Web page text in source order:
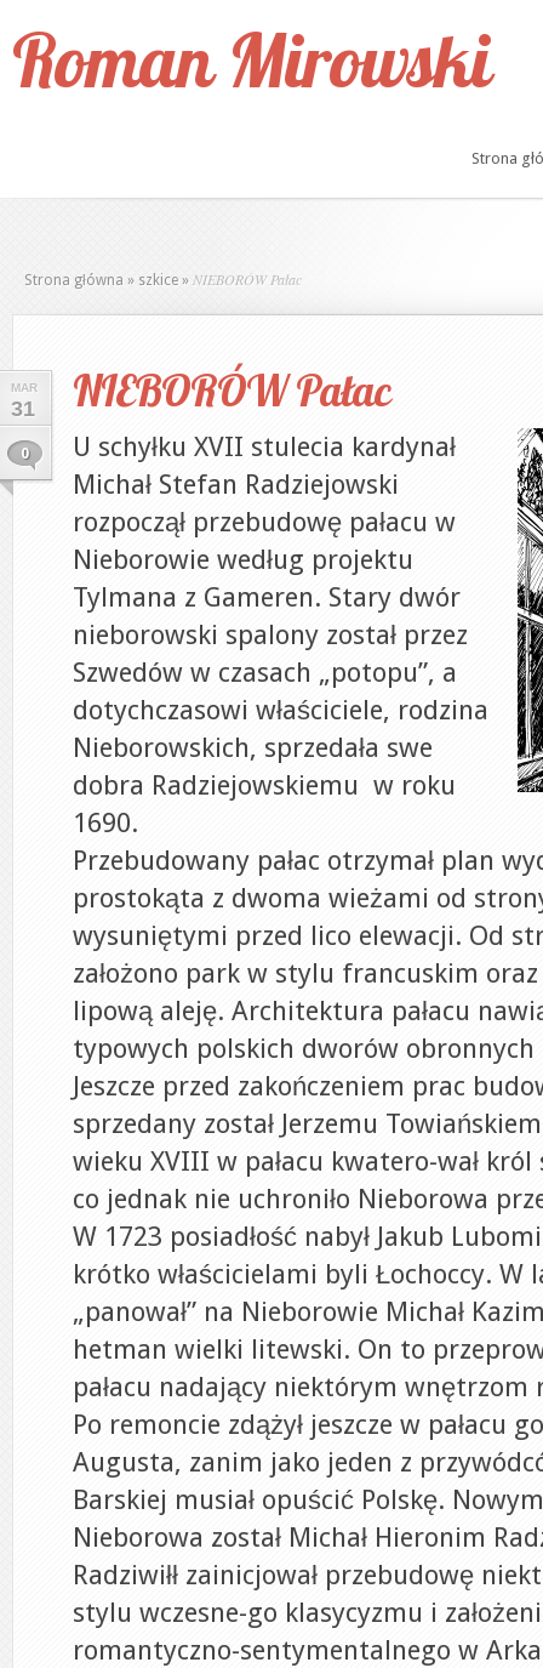
Roman Mirowski
Strona
Strona główna » szkice » NIEBORÓW Pałac
MAR
31
0
NIEBORÓW Pałac
U schyłku XVII stulecia kardynał
Michał Stefan Radziejowski
rozpoczął przebudowę pałacu w
Nieborowie według projektu
Tylmana z Gameren. Stary dwór
nieborowski spalony został przez
Szwedów w czasach „potopu”, a
dotychczasowi właściciele, rodzina
Nieborowskich, sprzedała swe
dobra Radziejowskiemu w roku
1690.
Przebudowany pałac otrzymał plan
prostokąta z dwoma wieżami od
wysuniętymi przed lico elewacji. Od
założono park w stylu francuskim oraz
lipową aleję. Architektura pałacu
typowych polskich dworów obronnych
Jeszcze przed zakończeniem prac
sprzedany został Jerzemu
wieku XVIII w pałacu kwatero-wał
co jednak nie uchroniło Nieborowa
W 1723 posiadłość nabył Jakub
krótko właścicielami byli Łochoccy. W
„panował” na Nieborowie Michał
hetman wielki litewski. On to
pałacu nadający niektórym
Po remoncie zdążył jeszcze w pałacu
Augusta, zanim jako jeden z
Barskiej musiał opuścić Polskę.
Nieborowa został Michał Hieronim
Radziwiłł zainicjował przebudowę
stylu wczesne-go klasycyzmu i
romantyczno-sentymentalnego w